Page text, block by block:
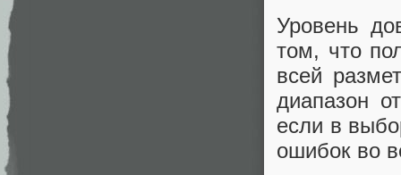
Уровень
том, что
всей
диапазон
если в
ошибок во